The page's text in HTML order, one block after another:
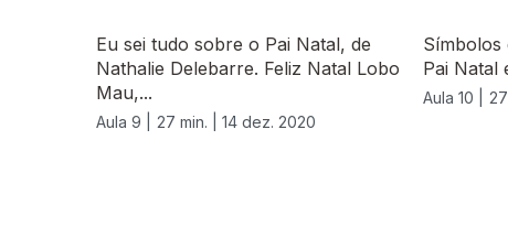
Eu sei tudo sobre o Pai Natal, de
Nathalie Delebarre. Feliz Natal Lobo
Mau,...
Aula 9 | 27 min. | 14 dez. 2020
Símbolos
Pai Natal
Aula 10 |